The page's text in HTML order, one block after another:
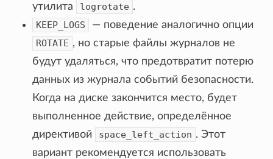
утилита
logrotate .
KEEP_LOGS
— поведение аналогично опции
ROTATE , но старые файлы журналов не
будут удаляться, что предотвратит потерю
данных из журнала событий безопасности.
Когда на диске закончится место, будет
выполненное действие, определённое
директивой
space_left_action . Этот
вариант рекомендуется использовать